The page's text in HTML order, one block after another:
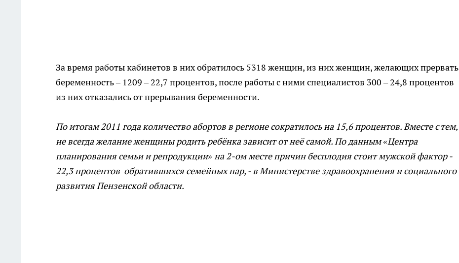
За время работы кабинетов в них обратилось 5318 женщин, из них женщин, желающих прервать
беременность – 1209 – 22,7 процентов, после работы с ними специалистов 300 – 24,8 процентов
из них отказались от прерывания беременности.
По итогам 2011 года количество абортов в регионе сократилось на 15,6 процентов. Вместе с тем,
не всегда желание женщины родить ребёнка зависит от неё самой. По данным «Центра
планирования семьи и репродукции» на 2-ом месте причин бесплодия стоит мужской фактор -
22,3 процентов обратившихся семейных пар, - в Министерстве здравоохранения и социального
развития Пензенской области.